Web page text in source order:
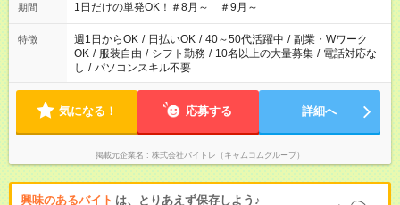
期間 1日だけの単発OK！＃8月～ ＃9月～
特徴 週1日からOK / 日払いOK / 40～50代活躍中 / 副業・Wワーク
OK / 服装自由 / シフト勤務 / 10名以上の大量募集 / 電話対応な
し / パソコンスキル不要
気になる！ 応募する 詳細へ
掲載元企業名 株式会社バイトレ（キャムコムグループ）
興味のあるバイト は、とりあえず保存しよう♪